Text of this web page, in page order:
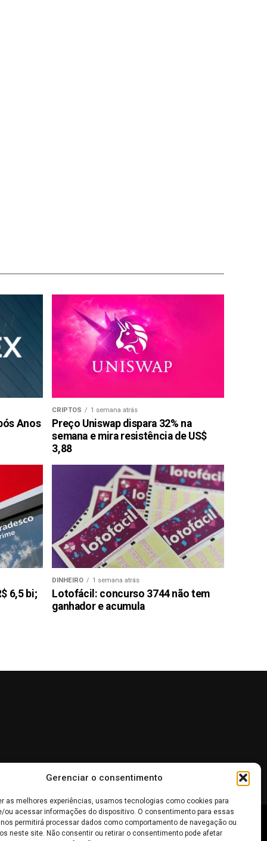
Gerenciar o consentimento
as melhores experiências, usamos tecnologias como cookies para
ou acessar informações do dispositivo. O consentimento para essas
permitirá processar dados como comportamento de navegação ou
neste site. Não consentir ou retirar o consentimento pode afetar
Anos
CRIPTOS 1 semana atrás
Preço Uniswap dispara 32% na
semana e mira resistência de US$
3,88
6,5 bi;
DINHEIRO 1 semana atrás
Lotofácil: concurso 3744 não tem
ganhador e acumula
devem ser interpretadas como recomendações de